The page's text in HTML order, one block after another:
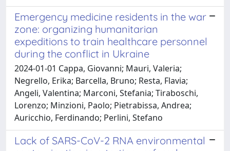
Emergency medicine residents in the war
zone: organizing humanitarian
expeditions to train healthcare personnel
during the conflict in Ukraine
2024-01-01 Cappa, Giovanni; Mauri, Valeria;
Negrello, Erika; Barcella, Bruno; Resta, Flavia;
Angeli, Valentina; Marconi, Stefania; Tiraboschi,
Lorenzo; Minzioni, Paolo; Pietrabissa, Andrea;
Auricchio, Ferdinando; Perlini, Stefano
Lack of SARS-CoV-2 RNA environmental